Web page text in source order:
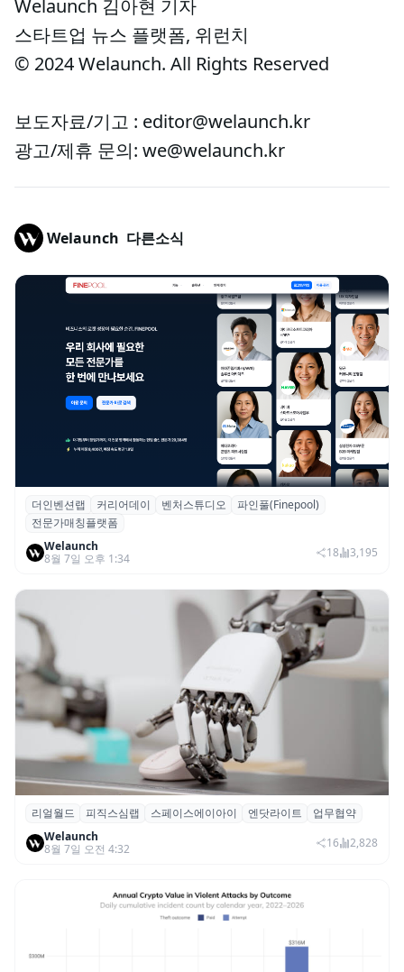
Welaunch 김아현 기자
스타트업 뉴스 플랫폼, 위런치
© 2024 Welaunch. All Rights Reserved
보도자료/기고 : editor@welaunch.kr
광고/제휴 문의: we@welaunch.kr
Welaunch 다른소식
더인벤션랩·커리어데이, 스타트업 전문가 매
칭 플랫폼 ‘파인풀’ 출시
더인벤션랩 커리어데이 벤처스튜디오
파인풀(Finepool)
전문가매칭플랫폼
Welaunch
8월 7일 오후 1:34
18 3,195
리얼월드, 로봇테크 스타트업 3곳과 손잡고
휴머노이드 표준 만든다
리얼월드 피직스심랩 스페이스에이아이 엔닷라이트
업무협약
Welaunch
8월 7일 오전 4:32
16 2,828